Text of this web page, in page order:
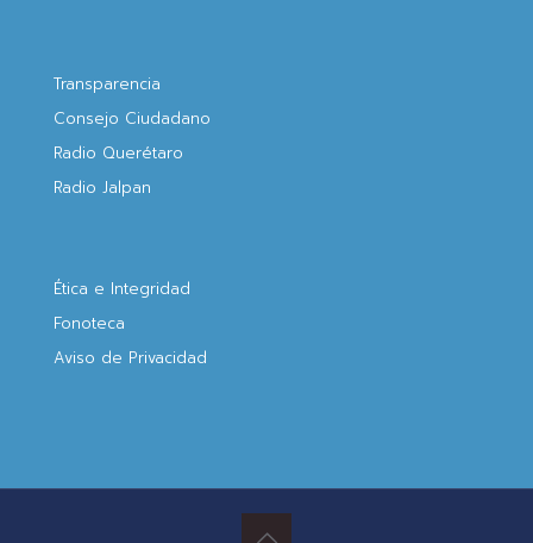
Transparencia
Consejo Ciudadano
Radio Querétaro
Radio Jalpan
Ética e Integridad
Fonoteca
Aviso de Privacidad